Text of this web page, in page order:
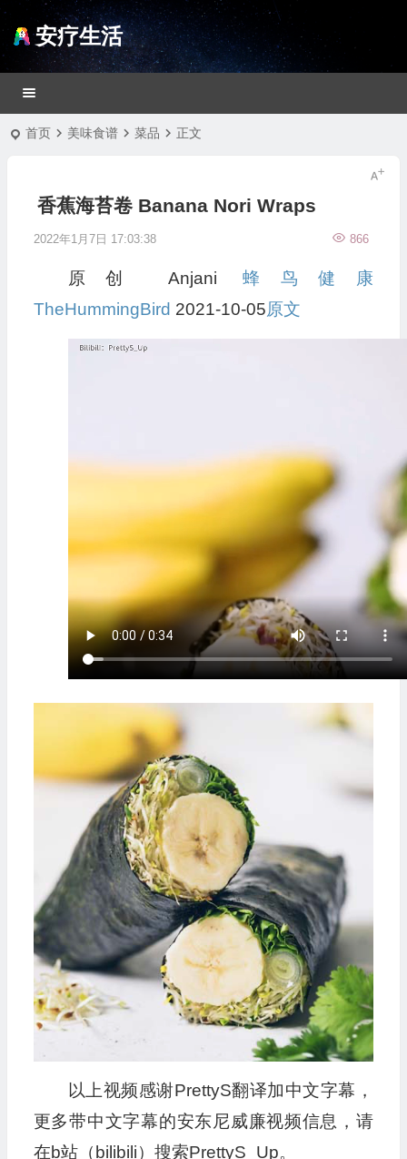
安疗生活
首页 美味食谱 菜品 正文
香蕉海苔卷 Banana Nori Wraps
2022年1月7日 17:03:38 866
原创 Anjani蜂鸟健康
TheHummingBird 2021-10-05原文
以上视频感谢PrettyS翻译加中文字幕，
更多带中文字幕的安东尼威廉视频信息，请
在b站（bilibili）搜索PrettyS_Up。